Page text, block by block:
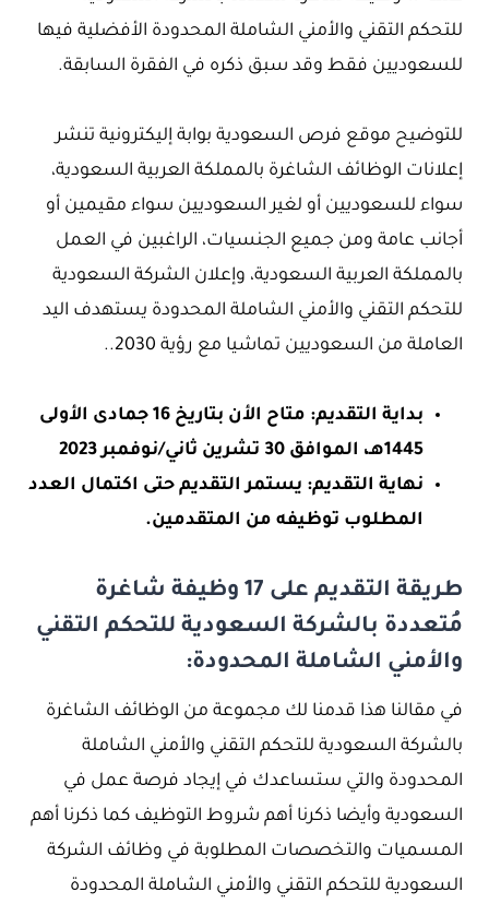
للتحكم التقني والأمني الشاملة المحدودة الأفضلية فيها
للسعوديين فقط وقد سبق ذكره في الفقرة السابقة.
للتوضيح موقع فرص السعودية بوابة إليكترونية تنشر
إعلانات الوظائف الشاغرة بالمملكة العربية السعودية،
سواء للسعوديين أو لغير السعوديين سواء مقيمين أو
أجانب عامة ومن جميع الجنسيات، الراغبين في العمل
بالمملكة العربية السعودية، وإعلان الشركة السعودية
للتحكم التقني والأمني الشاملة المحدودة يستهدف اليد
العاملة من السعوديين تماشيا مع رؤية 2030..
بداية التقديم: متاح الأن بتاريخ 16 جمادى الأولى
1445هـ، الموافق 30 تشرين ثاني/نوفمبر 2023
نهاية التقديم: يستمر التقديم حتى اكتمال العدد
المطلوب توظيفه من المتقدمين.
طريقة التقديم على 17 وظيفة شاغرة
مُتعددة بالشركة السعودية للتحكم التقني
والأمني الشاملة المحدودة:
في مقالنا هذا قدمنا لك مجموعة من الوظائف الشاغرة
بالشركة السعودية للتحكم التقني والأمني الشاملة
المحدودة والتي ستساعدك في إيجاد فرصة عمل في
السعودية وأيضا ذكرنا أهم شروط التوظيف كما ذكرنا أهم
المسميات والتخصصات المطلوبة في وظائف الشركة
السعودية للتحكم التقني والأمني الشاملة المحدودة